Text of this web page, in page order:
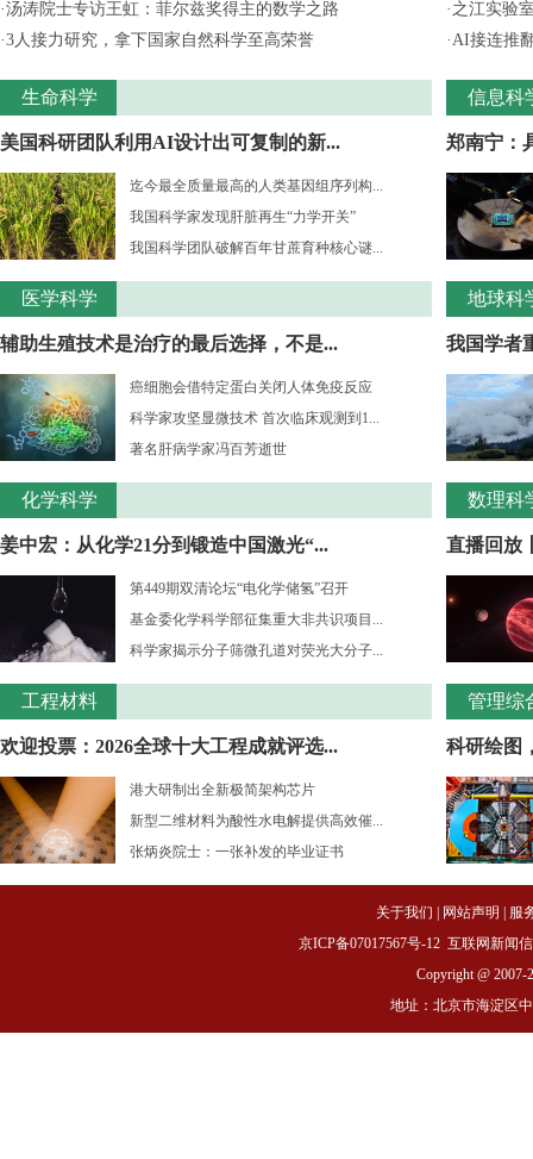
·汤涛院士专访王虹：菲尔兹奖得主的数学之路
·3人接力研究，拿下国家自然科学至高荣誉
生命科学
美国科研团队利用AI设计出可复制的新...
迄今最全质量最高的人类基因组序列构...
我国科学家发现肝脏再生“力学开关”
我国科学团队破解百年甘蔗育种核心谜...
医学科学
辅助生殖技术是治疗的最后选择，不是...
癌细胞会借特定蛋白关闭人体免疫反应
科学家攻坚显微技术 首次临床观测到1...
著名肝病学家冯百芳逝世
化学科学
姜中宏：从化学21分到锻造中国激光“...
第449期双清论坛“电化学储氢”召开
基金委化学科学部征集重大非共识项目...
科学家揭示分子筛微孔道对荧光大分子...
工程材料
欢迎投票：2026全球十大工程成就评选...
港大研制出全新极简架构芯片
新型二维材料为酸性水电解提供高效催...
张炳炎院士：一张补发的毕业证书
· 之江实验
·AI接连推
信息科
郑南宁：
地球科
我国学者
数理科
直播回放
管理综
科研绘图
关于我们 网站声明
服
京ICP备07017567号-12 互联网新闻
Copyright @ 2007-
地址：北京市海淀区